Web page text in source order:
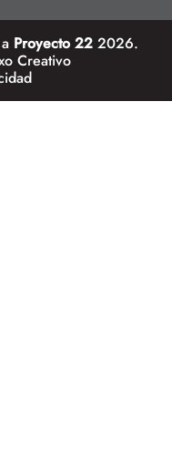
Proyecto 22 2026.
Creativo